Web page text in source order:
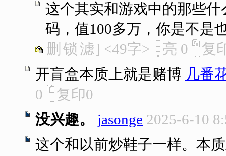
这个其实和游戏中的那些
码，值100多万，你是不是
删 锁 滤] <49字> 亮 0
复
开盲盒本质上就是赌博 几番
0
复印0
没兴趣。
jasonge 2025-6-10
这个和以前炒鞋子一样。本